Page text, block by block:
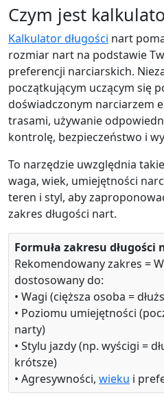
Czym jest
Kalkulator długości nart
rozmiar nart na podstawie
preferencji narciarskich.
początkującym uczącym się
doświadczonym narciarzem
trasami, używanie
kontrolę, bezpieczeństwo i
To narzędzie uwzględnia
waga, wiek, umiejętności
teren i styl, aby
zakres długości nart.
Formuła zakresu długości
Rekomendowany zakres =
dostosowany do:
• Wagi (cięższa osoba =
• Poziomu umiejętności
narty)
• Stylu jazdy (np. wyścigi =
krótsze)
• Agresywności, wieku i